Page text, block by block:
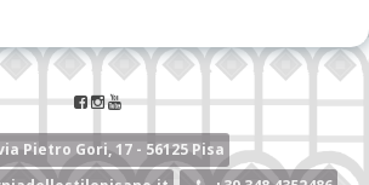
Pietro Gori, 17 - 56125 Pisa